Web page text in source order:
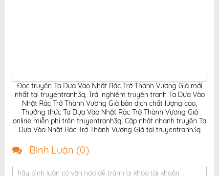
Đọc truyện Ta Dựa Vào Nhặt Rác Trở Thành Vương Giả mới
nhất tại truyentranh3q, Trải nghiệm truyện tranh Ta Dựa Vào
Nhặt Rác Trở Thành Vương Giả bản dịch chất lượng cao,
Thưởng thức Ta Dựa Vào Nhặt Rác Trở Thành Vương Giả
online miễn phí trên truyentranh3q, Cập nhật nhanh truyện Ta
Dựa Vào Nhặt Rác Trở Thành Vương Giả tại truyentranh3q
Bình Luận (0)
hãy bình luận có văn hóa để tránh bị khóa tài khoản